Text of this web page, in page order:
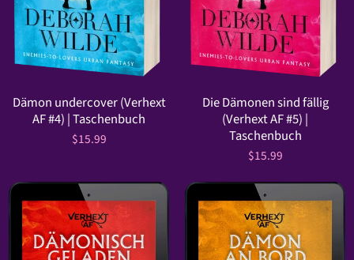
Dämon undercover (Verhext
AF #4) | Taschenbuch
$15.99
Die Dämonen sind fällig
(Verhext AF #5) |
Taschenbuch
$15.99